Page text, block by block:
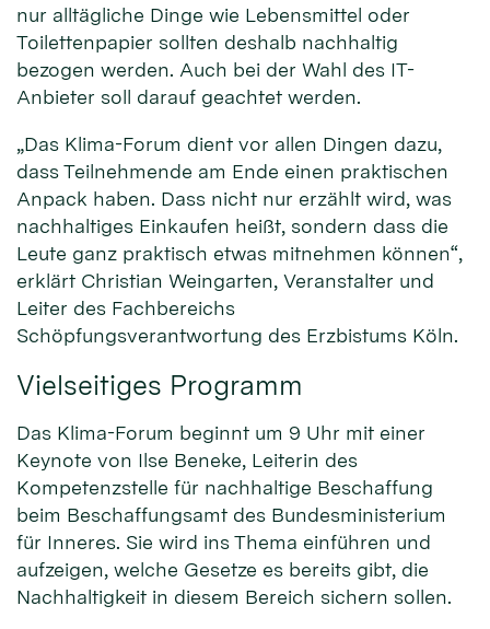
nur alltägliche Dinge wie Lebensmittel oder
Toilettenpapier sollten deshalb nachhaltig
bezogen werden. Auch bei der Wahl des IT-
Anbieter soll darauf geachtet werden.
„Das Klima-Forum dient vor allen Dingen dazu,
dass Teilnehmende am Ende einen praktischen
Anpack haben. Dass nicht nur erzählt wird, was
nachhaltiges Einkaufen heißt, sondern dass die
Leute ganz praktisch etwas mitnehmen können“,
erklärt Christian Weingarten, Veranstalter und
Leiter des Fachbereichs
Schöpfungsverantwortung des Erzbistums Köln.
Vielseitiges Programm
Das Klima-Forum beginnt um 9 Uhr mit einer
Keynote von Ilse Beneke, Leiterin des
Kompetenzstelle für nachhaltige Beschaffung
beim Beschaffungsamt des Bundesministerium
für Inneres. Sie wird ins Thema einführen und
aufzeigen, welche Gesetze es bereits gibt, die
Nachhaltigkeit in diesem Bereich sichern sollen.